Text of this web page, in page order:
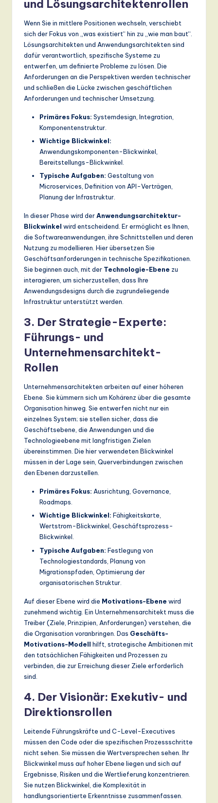
und Lösungsarchitektenrollen
Wenn Sie in mittlere Positionen wechseln, verschiebt
sich der Fokus von „was existiert“ hin zu „wie man baut“.
Lösungsarchitekten und Anwendungsarchitekten sind
dafür verantwortlich, spezifische Systeme zu
entwerfen, um definierte Probleme zu lösen. Die
Anforderungen an die Perspektiven werden technischer
und schließen die Lücke zwischen geschäftlichen
Anforderungen und technischer Umsetzung.
Primäres Fokus: Systemdesign, Integration,
Komponentenstruktur.
Wichtige Blickwinkel:
Anwendungskomponenten-Blickwinkel,
Bereitstellungs-Blickwinkel.
Typische Aufgaben: Gestaltung von
Microservices, Definition von API-Verträgen,
Planung der Infrastruktur.
In dieser Phase wird derAnwendungsarchitektur-
Blickwinkel wird entscheidend. Er ermöglicht es Ihnen,
die Softwareanwendungen, ihre Schnittstellen und deren
Nutzung zu modellieren. Hier übersetzen Sie
Geschäftsanforderungen in technische Spezifikationen.
Sie beginnen auch, mit der Technologie-Ebene zu
interagieren, um sicherzustellen, dass Ihre
Anwendungsdesigns durch die zugrundeliegende
Infrastruktur unterstützt werden.
3. Der Strategie-Experte:
Führungs- und
Unternehmensarchitekt-
Rollen
Unternehmensarchitekten arbeiten auf einer höheren
Ebene. Sie kümmern sich um Kohärenz über die gesamte
Organisation hinweg. Sie entwerfen nicht nur ein
einzelnes System; sie stellen sicher, dass die
Geschäftsebene, die Anwendungen und die
Technologieebene mit langfristigen Zielen
übereinstimmen. Die hier verwendeten Blickwinkel
müssen in der Lage sein, Querverbindungen zwischen
den Ebenen darzustellen.
Primäres Fokus: Ausrichtung, Governance,
Roadmaps.
Wichtige Blickwinkel: Fähigkeitskarte,
Wertstrom-Blickwinkel, Geschäftsprozess-
Blickwinkel.
Typische Aufgaben: Festlegung von
Technologiestandards, Planung von
Migrationspfaden, Optimierung der
organisatorischen Struktur.
Auf dieser Ebene wird die Motivations-Ebene wird
zunehmend wichtig. Ein Unternehmensarchitekt muss die
Treiber (Ziele, Prinzipien, Anforderungen) verstehen, die
die Organisation voranbringen. Das Geschäfts-
Motivations-Modell hilft, strategische Ambitionen mit
den tatsächlichen Fähigkeiten und Prozessen zu
verbinden, die zur Erreichung dieser Ziele erforderlich
sind.
4. Der Visionär: Exekutiv- und
Direktionsrollen
Leitende Führungskräfte und C-Level-Executives
müssen den Code oder die spezifischen Prozessschritte
nicht sehen. Sie müssen die Wertversprechen sehen. Ihr
Blickwinkel muss auf hoher Ebene liegen und sich auf
Ergebnisse, Risiken und die Wertlieferung konzentrieren.
Sie nutzen Blickwinkel, die Komplexität in
handlungsorientierte Erkenntnisse zusammenfassen.